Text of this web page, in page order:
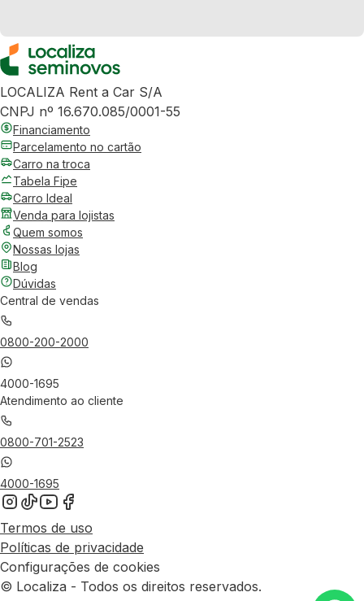
LOCALIZA Rent a Car S/A
CNPJ nº 16.670.085/0001-55
Financiamento
Parcelamento no cartão
Carro na troca
Tabela Fipe
Carro Ideal
Venda para lojistas
Quem somos
Nossas lojas
Blog
Dúvidas
Central de vendas
0800-200-2000
4000-1695
Atendimento ao cliente
0800-701-2523
4000-1695
Termos de uso
Políticas de privacidade
Configurações de cookies
© Localiza - Todos os direitos reservados.